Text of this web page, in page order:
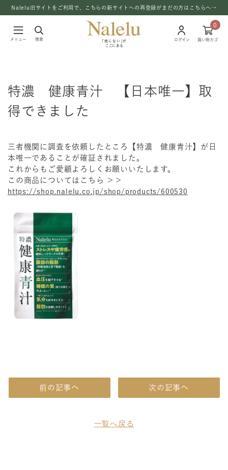
Nalelu旧サイトをご利用で、こちらの新サイトへの再登録がまだの方はこちらへ→
メニュー 検索
「他にない」が
ここにある
ログイン
0
買い物カゴ
特濃 健康青汁 【日本唯一】取
得できました
三者機関に調査を依頼したところ【特濃 健康青汁】が日
本唯一であることが確証されました。
これからもご愛顧よろしくお願いいたします。
この商品についてはこちら ＞＞
https://shop.nalelu.co.jp/shop/products/600530
前の記事へ
一覧へ戻る
次の記事へ